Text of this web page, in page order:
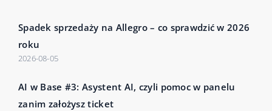
Spadek sprzedaży na Allegro – co sprawdzić w 2026
roku
2026-08-05
AI w Base #3: Asystent AI, czyli pomoc w panelu
zanim założysz ticket